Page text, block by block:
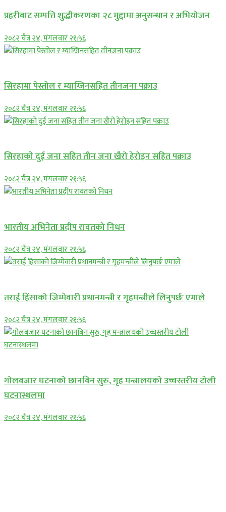
प्रहरीबाट सम्पत्ति शुद्धीकरणका २८ मुद्दामा अनुसन्धान र अभियोजन
२०८२ चैत्र २४, मंगलवार २१:५६
सिरहामा पेस्तोल र म्याग्जिनसहित तीनजना पक्राउ
२०८२ चैत्र २४, मंगलवार २१:५६
सिरहाकाे दुई जना सहित तीन जना खैरो हेरोइन सहित पक्राउ
२०८२ चैत्र २४, मंगलवार २१:५६
भारतीय अभिनेता प्रदीप रावतको निधन
२०८२ चैत्र २४, मंगलवार २१:५६
तराई हिंसाको जिम्मेवारी प्रधानमन्त्री र गृहमन्त्रीले लिनुपर्छः एमाले
२०८२ चैत्र २४, मंगलवार २१:५६
गोलबजार घटनाको छानबिन सुरु, गृह मन्त्रालयको उच्चस्तरीय टोली
घटनास्थलमा
२०८२ चैत्र २४, मंगलवार २१:५६